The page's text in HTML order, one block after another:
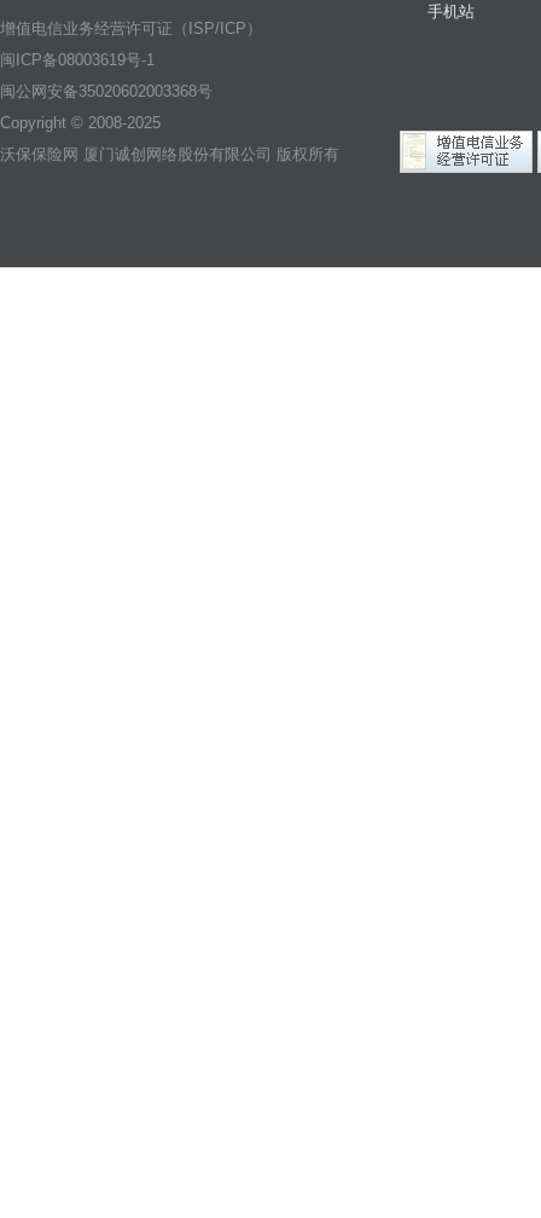
增值电信业务经营许可证（ISP/ICP）
闽ICP备08003619号-1
闽公网安备35020602003368号
Copyright © 2008-2025
沃保保险网 厦门诚创网络股份有限公司 版权所有
手机站